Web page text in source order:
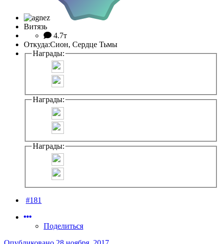
Витязь
4.7т
Откуда:Сион, Сердце Тьмы
Награды:
Награды:
Награды:
#181
Поделиться